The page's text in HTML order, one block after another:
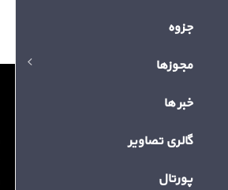
جزوه
مجوزها
خبر ها
گالری تصاویر
پورتال